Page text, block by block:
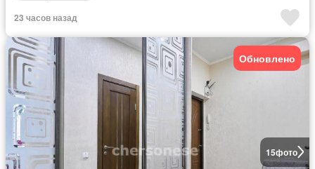
23 часов назад
15фото
Обновлено